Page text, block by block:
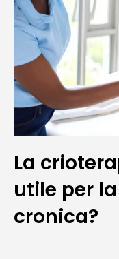
La
utile per
cronica?